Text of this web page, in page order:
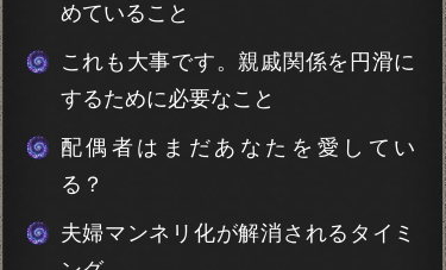
めていること
これも大事です。親戚関係を円滑に
するために必要なこと
配偶者はまだあなたを愛してい
る？
夫婦マンネリ化が解消されるタイミ